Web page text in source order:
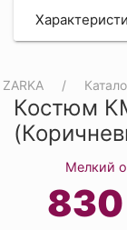
ZARKA
Костюм
Мелкий